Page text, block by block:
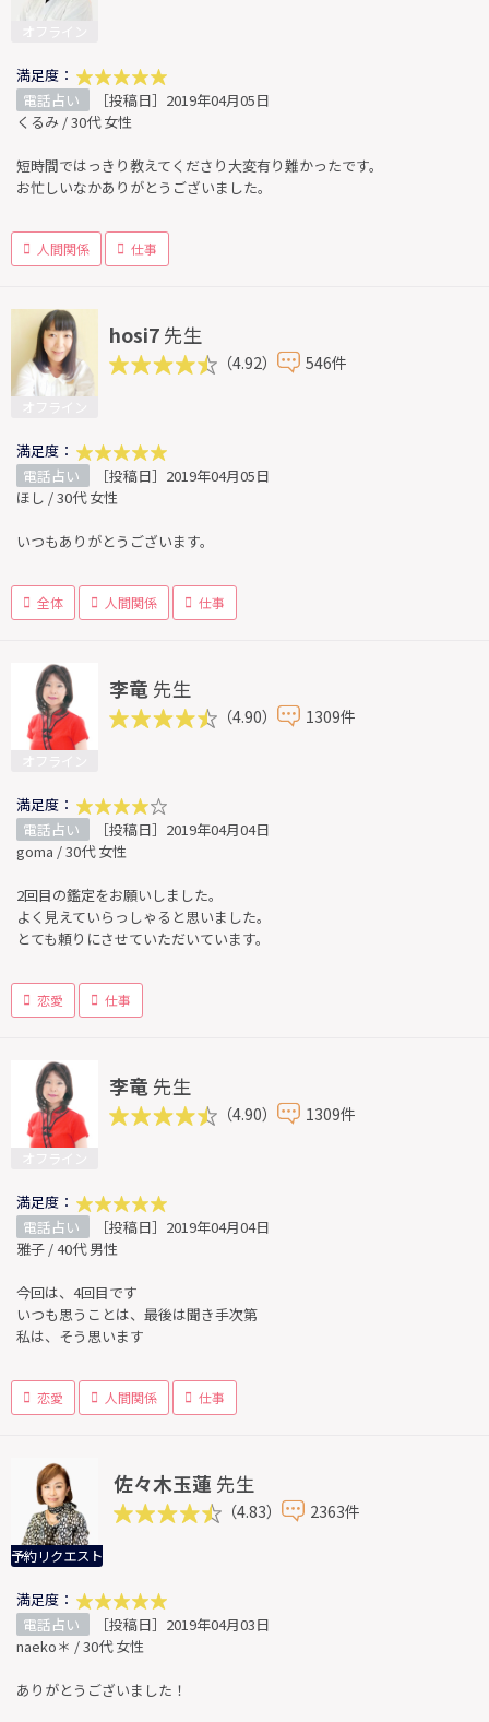
満足度：
電話占い
［投稿日］2019年04月05日
くるみ / 30代 女性
短時間ではっきり教えてくださり大変有り難かったです。
お忙しいなかありがとうございました。
人間関係 仕事
hosi7 先生
（4.92） 546件
満足度：
電話占い
［投稿日］2019年04月05日
ほし / 30代 女性
いつもありがとうございます。
全体 人間関係 仕事
李竜 先生
（4.90） 1309件
満足度：
電話占い
［投稿日］2019年04月04日
goma / 30代 女性
2回目の鑑定をお願いしました。
よく見えていらっしゃると思いました。
とても頼りにさせていただいています。
恋愛 仕事
李竜 先生
（4.90） 1309件
満足度：
電話占い
［投稿日］2019年04月04日
雅子 / 40代 男性
今回は、4回目です
いつも思うことは、最後は聞き手次第
私は、そう思います
恋愛 人間関係 仕事
予約リクエスト
佐々木玉蓮 先生
（4.83） 2363件
満足度：
電話占い
［投稿日］2019年04月03日
naeko＊ / 30代 女性
ありがとうございました！